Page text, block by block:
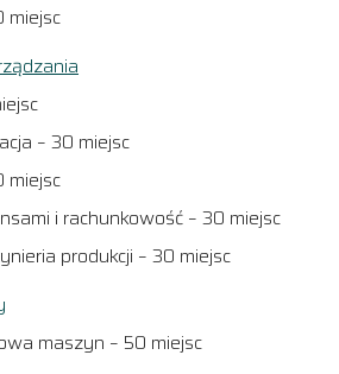
miejsc
– 30 miejsc
miejsc
i rachunkowość – 30 miejsc
produkcji – 30 miejsc
maszyn – 50 miejsc